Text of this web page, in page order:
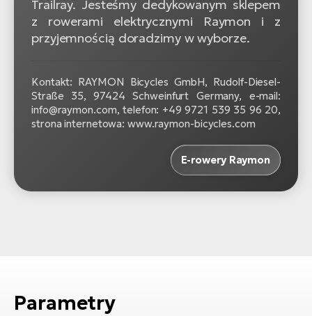
Trailray. Jesteśmy dedykowanym sklepem
z rowerami elektrycznymi Raymon i z
przyjemnością doradzimy w wyborze.
Kontakt: RAYMON Bicycles GmbH, Rudolf-Diesel-
Straße 35, 97424 Schweinfurt Germany, e-mail:
info@raymon.com, telefon: +49 9721 539 35 96 20,
strona internetowa: www.raymon-bicycles.com
E-rowery Raymon
Parametry